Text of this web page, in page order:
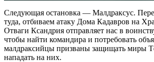
Следующая остановка — Малдраксус.
туда, отбиваем атаку Дома Кадавров на
Отваги Ксандрия отправляет нас в
чтобы найти командира и потребовать
малдраксийцы призваны защищать миры
нападать на них.